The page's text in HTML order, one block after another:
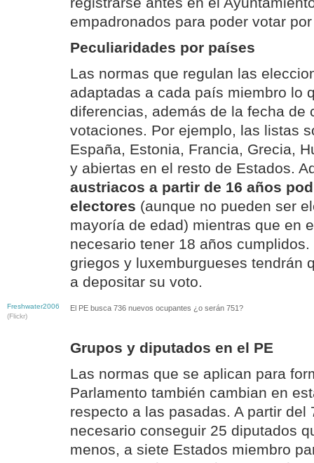
empadronados para poder votar
Peculiaridades por países
Las normas que regulan las
adaptadas a cada país miembro lo
diferencias, además de la fecha de
votaciones. Por ejemplo, las listas
España, Estonia, Francia, Grecia,
y abiertas en el resto de Estados.
austriacos a partir de 16 años
electores (aunque no pueden ser
mayoría de edad) mientras que en
necesario tener 18 años
griegos y luxemburgueses tendrán
a depositar su voto.
Freshwater2006
(Flickr)
El PE busca 736 nuevos ocupantes ¿o serán 751?
Grupos y diputados en el PE
Las normas que se aplican para
Parlamento también cambian en
respecto a las pasadas. A partir del
necesario conseguir 25 diputados
menos, a siete Estados miembro